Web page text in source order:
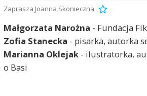
Zaprasza Joanna Skonieczna
Małgorzata Narożna - Fundacja
Zofia Stanecka - pisarka, autorka
Marianna Oklejak- ilustratorka,
o Basi